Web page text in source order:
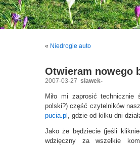
« Niedrogie auto
Otwieram nowego
2007-03-27 slawek-
Miło mi zaprosić technicznie
polski?) część czytelników
pucia.pl , gdzie od kilku dni
Jako że będziecie (jeśli
wdzięczny za wszelkie